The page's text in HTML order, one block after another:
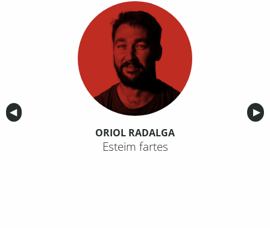
Anterior
◀︎ ▶︎
ORIOL RADALGA
Esteim fartes